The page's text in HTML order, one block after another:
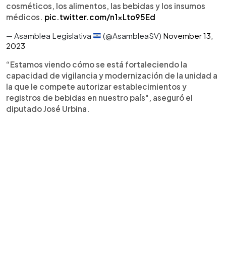
cosméticos, los alimentos, las bebidas y los insumos
médicos. pic.twitter.com/n1xLto95Ed
— Asamblea Legislativa
(@AsambleaSV) November 13,
2023
“Estamos viendo cómo se está fortaleciendo la
capacidad de vigilancia y modernización de la unidad a
la que le compete autorizar establecimientos y
registros de bebidas en nuestro país", aseguró el
diputado José Urbina.